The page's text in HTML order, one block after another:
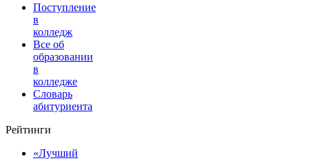
Поступление
в
колледж
Все об
образовании
в
колледже
Словарь
абитуриента
Рейтинги
«Лучший